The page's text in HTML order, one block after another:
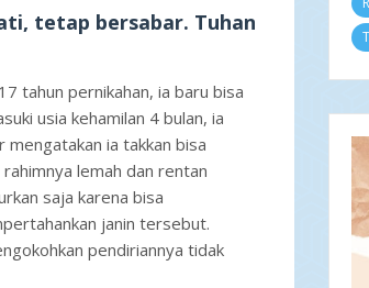
tetap bersabar. Tuhan
tahun pernikahan, ia baru bisa
usia kehamilan 4 bulan, ia
ia takkan bisa
lemah dan rentan
saja karena bisa
janin tersebut.
pendiriannya tidak